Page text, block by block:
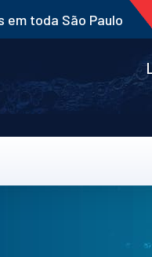
em toda São Paulo